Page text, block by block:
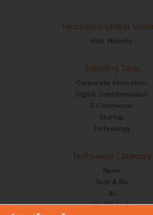
Techsauce Global
Visit Website
Trending Tags
Corporate Innovation
Digital Transformation
E-Commerce
Startup
Technology
Techsauce Category
News
Tech & Biz
AI
HealthTech